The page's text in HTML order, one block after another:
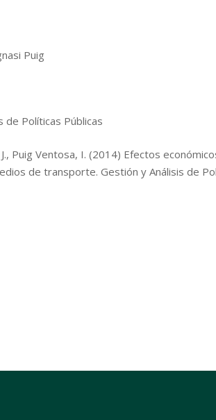
Puig
de Políticas Públicas
Puig Ventosa, I. (2014) Efectos
de transporte. Gestión y Análisis de